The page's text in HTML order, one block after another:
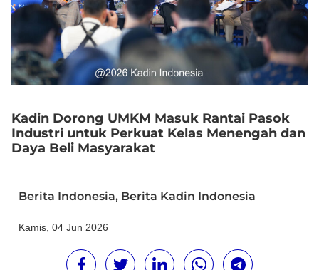
Kadin Dorong UMKM Masuk Rantai Pasok
Industri untuk Perkuat Kelas Menengah dan
Daya Beli Masyarakat
Berita Indonesia, Berita Kadin Indonesia
Kamis, 04 Jun 2026